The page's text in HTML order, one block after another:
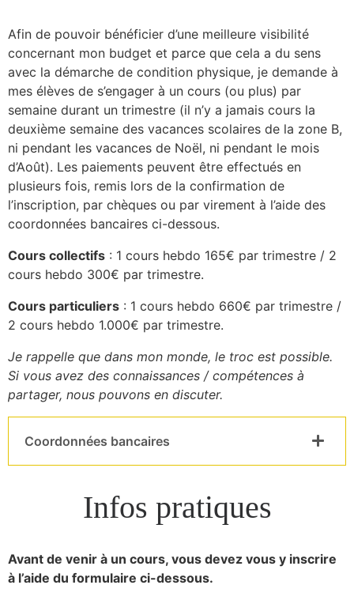
Afin de pouvoir bénéficier d’une meilleure visibilité
concernant mon budget et parce que cela a du sens
avec la démarche de condition physique, je demande à
mes élèves de s’engager à un cours (ou plus) par
semaine durant un trimestre (il n’y a jamais cours la
deuxième semaine des vacances scolaires de la zone B,
ni pendant les vacances de Noël, ni pendant le mois
d’Août). Les paiements peuvent être effectués en
plusieurs fois, remis lors de la confirmation de
l’inscription, par chèques ou par virement à l’aide des
coordonnées bancaires ci-dessous.
Cours collectifs : 1 cours hebdo 165€ par trimestre / 2
cours hebdo 300€ par trimestre.
Cours particuliers : 1 cours hebdo 660€ par trimestre /
2 cours hebdo 1.000€ par trimestre.
Je rappelle que dans mon monde, le troc est possible.
Si vous avez des connaissances / compétences à
partager, nous pouvons en discuter.
Coordonnées bancaires
Infos pratiques
Avant de venir à un cours, vous devez vous y inscrire
à l’aide du formulaire ci-dessous.